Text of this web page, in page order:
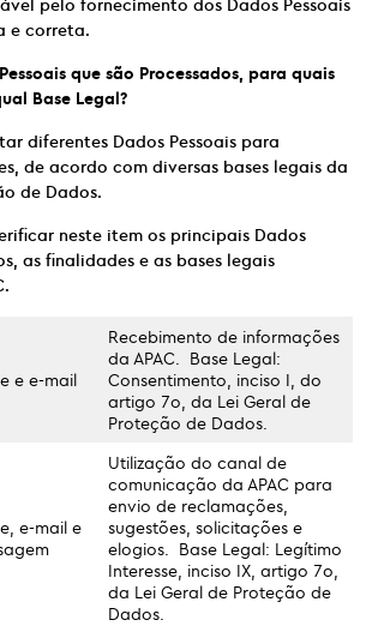
pelo fornecimento dos Dados Pessoais
e correta.
que são Processados, para quais
Base Legal?
diferentes Dados Pessoais para
de acordo com diversas bases legais da
de Dados.
neste item os principais Dados
as finalidades e as bases legais
e e-mail
Recebimento de informações
da APAC. Base Legal:
Consentimento, inciso I, do
artigo 7o, da Lei Geral de
Proteção de Dados.
e-mail e
Utilização do canal de
comunicação da APAC para
envio de reclamações,
sugestões, solicitações e
elogios. Base Legal: Legítimo
Interesse, inciso IX, artigo 7o,
da Lei Geral de Proteção de
Dados.